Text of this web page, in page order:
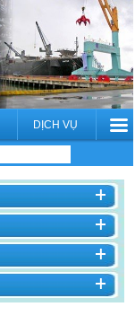
DỊCH VỤ